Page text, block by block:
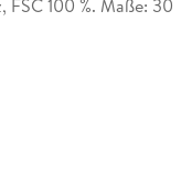
100 %. Maße: 30